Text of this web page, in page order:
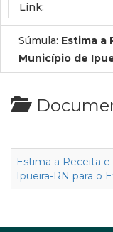
Link:
Súmula: Estima a
Município de
Estima a Receita
Ipueira-RN para o